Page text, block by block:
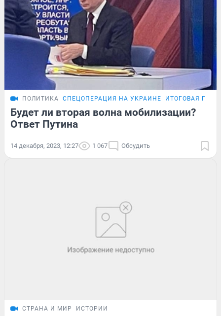
ПОЛИТИКА СПЕЦОПЕРАЦИЯ НА УКРАИНЕ ИТОГОВАЯ
Будет ли вторая волна мобилизации?
Ответ Путина
14 декабря, 2023, 12:27 1 067 Обсудить
СТРАНА И МИР ИСТОРИИ